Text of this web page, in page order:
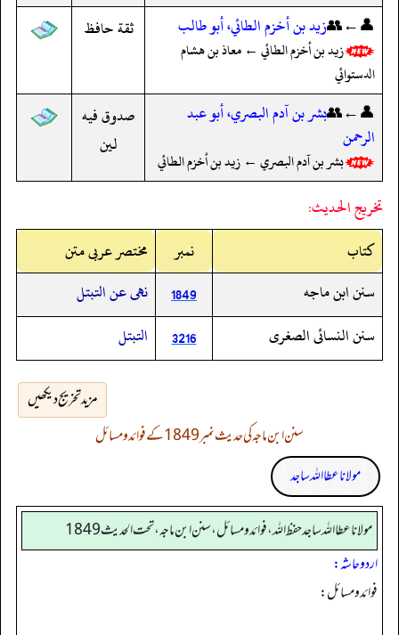
👤←👥زيد بن أخزم الطائي، أبو طالب
زيد بن أخزم الطائي ← معاذ بن هشام
الدستوائي
ثقة حافظ
👤←👥بشر بن آدم البصري، أبو عبد
الرحمن
بشر بن آدم البصري ← زيد بن أخزم الطائي
صدوق فيه
لين
تخريج الحديث:
کتاب
نمبر
مختصر عربی متن
سنن ابن ماجه
1849
نهى عن التبتل
سنن النسائى الصغرى
3216 التبتل
مزید تخریج دیکھیں
سنن ابن ماجہ کی حدیث نمبر 1849 کے فوائد و مسائل
مولانا عطا اللہ ساجد
مولانا عطا الله ساجد حفظ الله، فوائد و مسائل، سنن ابن ماجه، تحت الحديث1849
اردو حاشہ:
فوائد ومسائل: